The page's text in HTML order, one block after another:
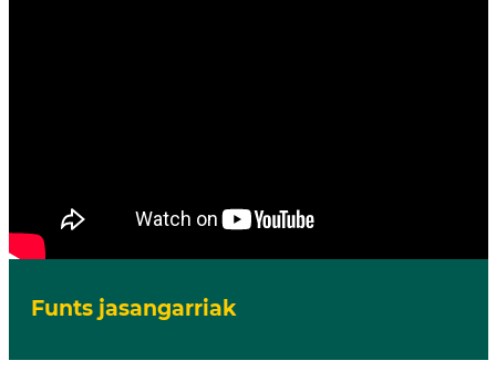
Funts jasangarriak